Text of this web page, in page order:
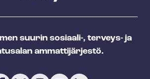
suurin sosiaali-, terveys- ja
ammattijärjestö.